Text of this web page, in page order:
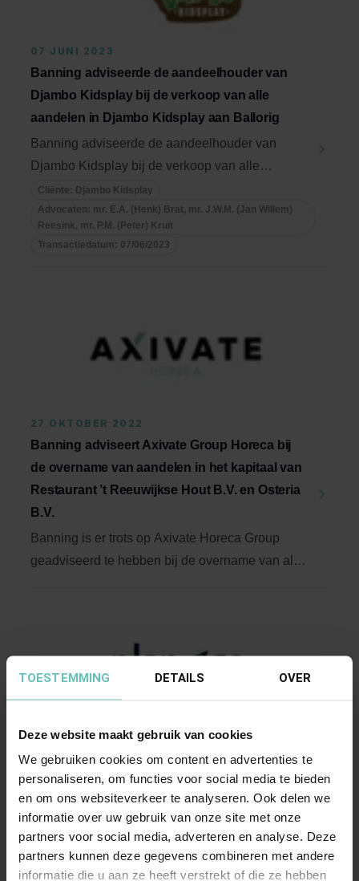
TOESTEMMING DETAILS OVER
Deze website maakt gebruik van cookies
We gebruiken cookies om content en advertenties te
personaliseren, om functies voor social media te bieden
en om ons websiteverkeer te analyseren. Ook delen we
informatie over uw gebruik van onze site met onze
partners voor social media, adverteren en analyse. Deze
partners kunnen deze gegevens combineren met andere
informatie die u aan ze heeft verstrekt of die ze hebben
07 JUNI 2023
Banning adviseerde de aandeelhouder van
Djambo Kidsplay bij de verkoop van alle
aandelen in Djambo Kidsplay aan Ballorig
Banning adviseerde de aandeelhouder van
Djambo Kidsplay bij de verkoop van alle
aandelen in Djambo ...
Cliënte: Djambo Kidsplay
Advocaten: mr. E.A. (Henk) Brat, mr. J.W.M. (Jan Willem)
Reesink, mr. P.M. (Peter) Kruit
Transactiedatum: 07/06/2023
27 OKTOBER 2022
Banning adviseert Axivate Group Horeca bij
de overname van aandelen in het kapitaal van
Restaurant ’t Reeuwijkse Hout B.V. en Osteria
B.V.
Banning is er trots op Axivate Horeca Group
geadviseerd te hebben bij de overname van alle
03 OKTOBER 2023
Banning adviseerde de
oprichters/aandeelhouders van PlanGo bij de
verkoop en overdracht van een
meerderheidsbelang in PlanGo B.V. aan Écart
Invest.